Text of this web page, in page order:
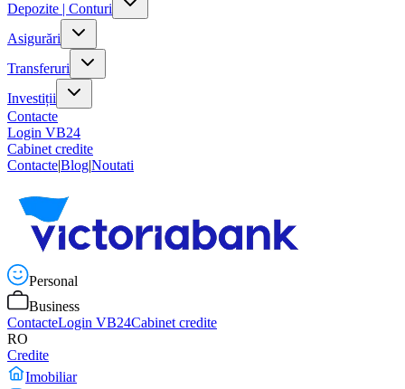
Depozite | Conturi
Asigurări
Transferuri
Investiții
Contacte
Login VB24
Cabinet credite
Contacte|Blog|Noutati
Personal
Business
ContacteLogin VB24Cabinet credite
RO
Credite
Imobiliar